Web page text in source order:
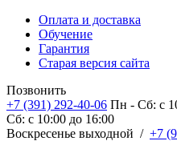
Оплата и доставка
Обучение
Гарантия
Старая версия сайта
Позвонить
+7 (391) 292-40-06 Пн - Сб: c
Сб: c 10:00 до 16:00
​Воскресенье выходной / +7